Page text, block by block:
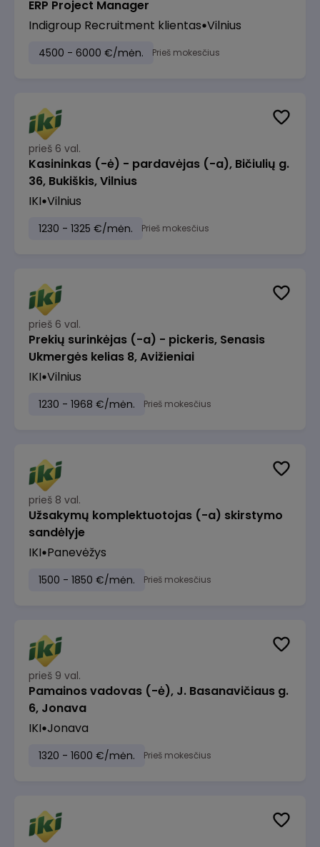
ERP Project Manager
Indigroup Recruitment klientas Vilnius
4500 - 6000 €/mėn. Prieš mokesčius
prieš 6 val.
Kasininkas (-ė) - pardavėjas (-a), Bičiulių g.
36, Bukiškis, Vilnius
IKI Vilnius
1230 - 1325 €/mėn. Prieš mokesčius
prieš 6 val.
Prekių surinkėjas (-a) - pickeris, Senasis
Ukmergės kelias 8, Avižieniai
IKI Vilnius
1230 - 1968 €/mėn. Prieš mokesčius
prieš 8 val.
Užsakymų komplektuotojas (-a) skirstymo
sandėlyje
IKI Panevėžys
1500 - 1850 €/mėn. Prieš mokesčius
prieš 9 val.
Pamainos vadovas (-ė), J. Basanavičiaus g.
6, Jonava
IKI Jonava
1320 - 1600 €/mėn. Prieš mokesčius